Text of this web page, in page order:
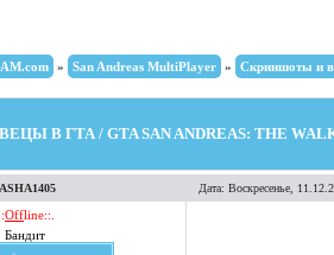
» San Andreas MultiPlayer » Скриншоты и
В ГТА / GTA SAN ANDREAS: THE
Дата: Воскресенье,
.::Offline::.
Бандит